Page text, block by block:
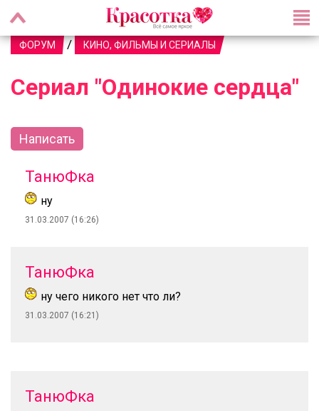
ФОРУМ / КИНО, ФИЛЬМЫ И СЕРИАЛЫ
Сериал "Одинокие сердца"
Написать
ТанюФка
ну
31.03.2007 (16:26)
ТанюФка
ну чего никого нет что ли?
31.03.2007 (16:21)
ТанюФка